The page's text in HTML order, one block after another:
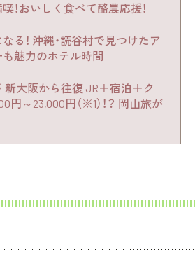
！おいしく食べて酪農応援！
る！ 沖縄・読谷村で見つけたア
魅力のホテル時間
大阪から往復 JR＋宿泊＋ク
円～23,000円（※1）！？ 岡山旅が